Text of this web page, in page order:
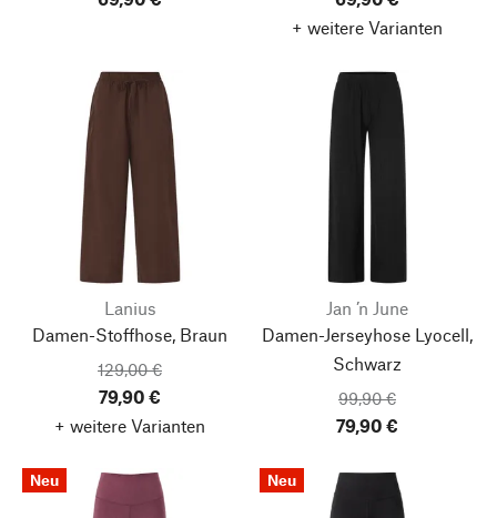
+ weitere Varianten
Lanius
Damen-Stoffhose, Braun
129,00 €
79,90 €
+ weitere Varianten
Jan ’n June
Damen-Jerseyhose Lyocell,
Schwarz
99,90 €
79,90 €
Neu Neu